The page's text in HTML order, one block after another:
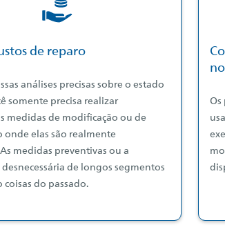
de reparo
análises precisas sobre o estado
somente precisa realizar
medidas de modificação ou de
onde elas são realmente
As medidas preventivas ou a
de longos segmentos
coisas do passado.
Os